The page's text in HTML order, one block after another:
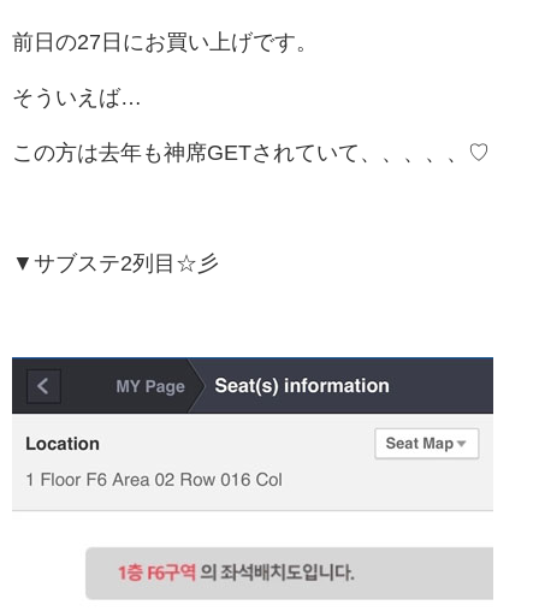
前日の27日にお買い上げです。
そういえば…
この方は去年も神席GETされていて、、、、、♡
▼サブステ2列目☆彡